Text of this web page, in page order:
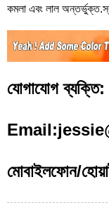
কমলা এবং লাল
যোগাযোগ ব্যক্তি:
মোবাইলফোন/